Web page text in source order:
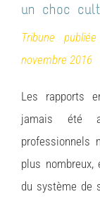
un choc
Tribune
novembre 2016
Les rapports
jamais été
professionnels
plus
du système de